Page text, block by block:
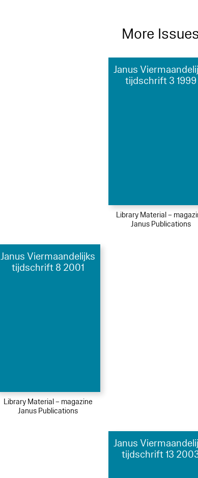
More
Janus
tijdschrift 3 1999
Library Material –
Janus Publications
Janus Viermaandelijks
tijdschrift 8 2001
Library Material – magazine
Janus Publications
Janus
tijdschrift 13